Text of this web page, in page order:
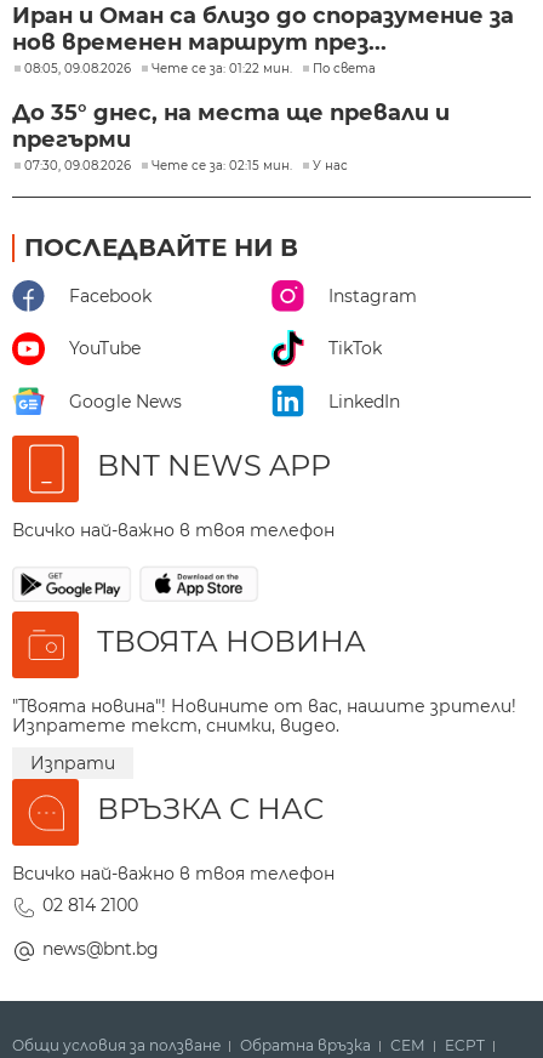
Иран и Оман са близо до споразумение за
нов временен маршрут през...
08:05, 09.08.2026 Чете се за: 01:22 мин. По света
До 35° днес, на места ще превали и
прегърми
07:30, 09.08.2026 Чете се за: 02:15 мин. У нас
ПОСЛЕДВАЙТЕ НИ В
Facebook Instagram
YouTube TikTok
Google News LinkedIn
BNT NEWS APP
Всичко най-важно в твоя телефон
ТВОЯТА НОВИНА
"Твоята новина"! Новините от вас, нашите зрители!
Изпратете текст, снимки, видео.
Изпрати
ВРЪЗКА С НАС
Всичко най-важно в твоя телефон
02 814 2100
news@bnt.bg
Общи условия за ползване Обратна връзка СЕМ ECPT